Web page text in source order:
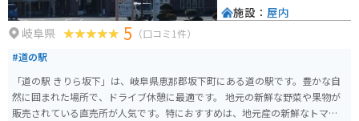
岐阜県 5 （口コミ1件）
#道の駅
「道の駅 きりら坂下」は、岐阜県恵那郡坂下町にある道の駅です。豊かな自
然に囲まれた場所で、ドライブ休憩に最適です。 地元の新鮮な野菜や果物が
販売されている直売所が人気です。特におすすめは、地元産の新鮮なトマト
施設： 屋内